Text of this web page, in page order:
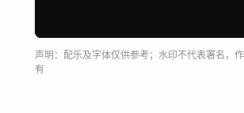
声明：配乐及字体仅供参考；水印不代表署名，
有